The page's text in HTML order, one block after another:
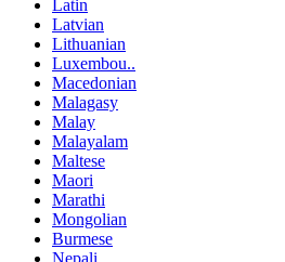
Latin
Latvian
Lithuanian
Luxembou..
Macedonian
Malagasy
Malay
Malayalam
Maltese
Maori
Marathi
Mongolian
Burmese